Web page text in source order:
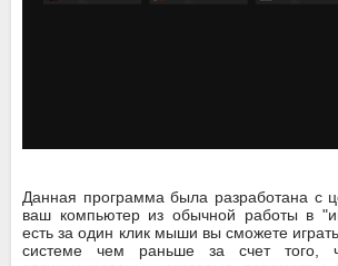
Данная программа была разработана с
ваш компьютер из обычной работы в
есть за один клик мыши вы сможете
системе чем раньше за счет того,